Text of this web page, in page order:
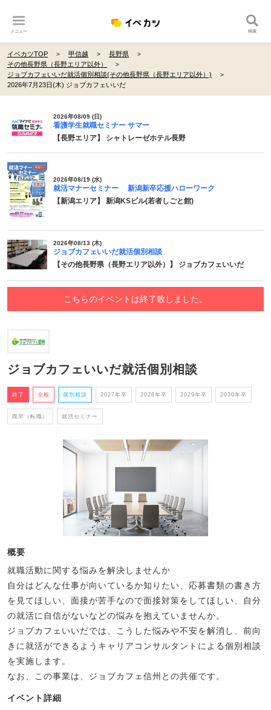
メニュー 検索
イベカツTOP 甲信越
長野県
その他長野県（長野エリア以外）
ジョブカフェいいだ就活個別相談(その他長野県（長野エリア以外）)
2026年7月23日(木) ジョブカフェいいだ
2026年08/09 (日)
看護学生就職セミナー サマー
【長野エリア】 シャトレーゼホテル長野
2026年08/19 (水)
就活マナーセミナー 新潟新卒応援ハローワーク
【新潟エリア】 新潟KSビル(若者しごと館)
2026年08/13 (木)
ジョブカフェいいだ就活個別相談
【その他長野県（長野エリア以外）】 ジョブカフェいいだ
こちらのイベントは終了致しました。
ジョブカフェいいだ就活個別相談
終了 全般 個別相談 2027年卒 2028年卒 2029年卒 2030年卒
既卒（転職） 就活セミナー
概要
就職活動に関する悩みを解決しませんか
自分はどんな仕事が向いているか知りたい、応募書類の書き方
を見てほしい、面接が苦手なので面接対策をしてほしい、自分
の就活に自信がないなどの悩みを抱えていませんか。
ジョブカフェいいだでは、こうした悩みや不安を解消し、前向
きに就活ができるようキャリアコンサルタントによる個別相談
を実施します。
なお、この事業は、ジョブカフェ信州との共催です。
イベント詳細